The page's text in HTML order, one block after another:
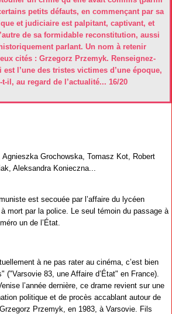
petits défauts, en commençant par sa
et judiciaire est palpitant, captivant, et
de sa formidable reconstitution, aussi
parlant. Un nom à retenir
cités : Grzegorz Przemyk. Renseignez-
l’une des tristes victimes d’une époque,
il, au regard de l’actualité... 16/20
Grochowska, Tomasz Kot, Robert
Aleksandra Konieczna...
est secouée par l’affaire du lycéen
mort par la police. Le seul témoin du passage à
un de l’État.
à ne pas rater au cinéma, c’est bien
("Varsovie 83, une Affaire d’État" en France).
l’année dernière, ce drame revient sur une
politique et de procès accablant autour de
Przemyk, en 1983, à Varsovie. Fils